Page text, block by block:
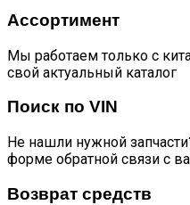
Ассортимент
Мы работаем только с
свой актуальный каталог
Поиск по VIN
Не нашли нужной
форме обратной связи с
Возврат средств